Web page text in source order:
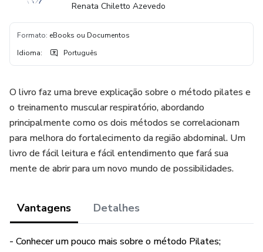
Pilates
Renata Chiletto Azevedo
Formato: eBooks ou Documentos
Idioma: Português
O livro faz uma breve explicação sobre o método pilates e
o treinamento muscular respiratório, abordando
principalmente como os dois métodos se correlacionam
para melhora do fortalecimento da região abdominal. Um
livro de fácil leitura e fácil entendimento que fará sua
mente de abrir para um novo mundo de possibilidades.
Vantagens Detalhes
- Conhecer um pouco mais sobre o método Pilates;